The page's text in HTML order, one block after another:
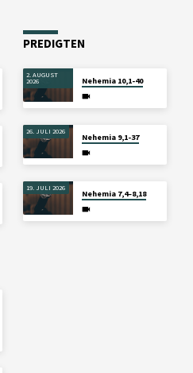
PREDIGTEN
2. AUGUST
2026 Nehemia 10,1-40
26. JULI 2026
Nehemia 9,1-37
19. JULI 2026
Nehemia 7,4–8,18